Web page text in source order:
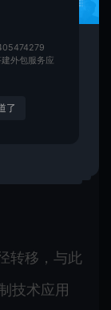
物联网等其
更复杂的
据的AI：
AI控制技
转移，与此
技术应用
外包服务应
了